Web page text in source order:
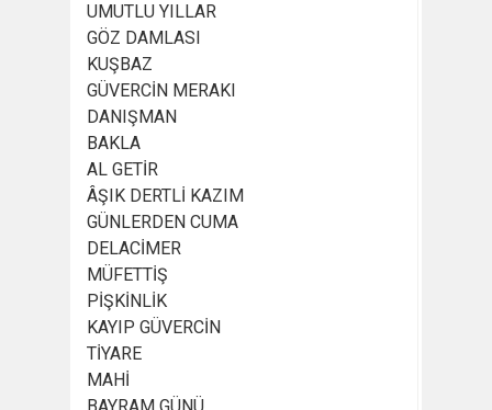
UMUTLU YILLAR
GÖZ DAMLASI
KUŞBAZ
GÜVERCİN MERAKI
DANIŞMAN
BAKLA
AL GETİR
ÂŞIK DERTLİ KAZIM
GÜNLERDEN CUMA
DELACİMER
MÜFETTİŞ
PİŞKİNLİK
KAYIP GÜVERCİN
TİYARE
MAHİ